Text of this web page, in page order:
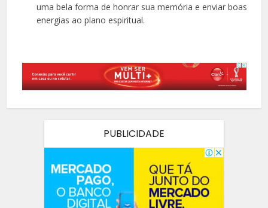
uma bela forma de honrar sua memória e enviar boas
energias ao plano espiritual.
PUBLICIDADE